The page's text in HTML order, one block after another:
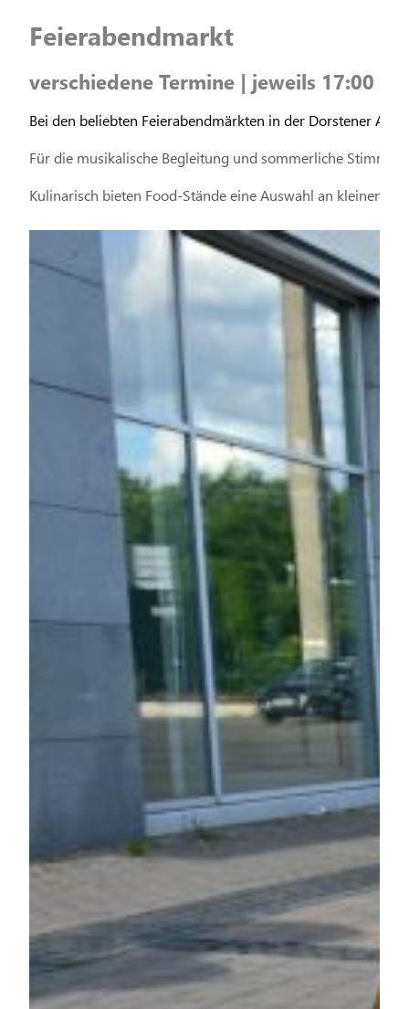
Feierabendmarkt
verschiedene Termine | jeweils 17:00
Bei den beliebten Feierabendmärkten in der Dorstener
Für die musikalische Begleitung und sommerliche
Kulinarisch bieten Food-Stände eine Auswahl an kleinen